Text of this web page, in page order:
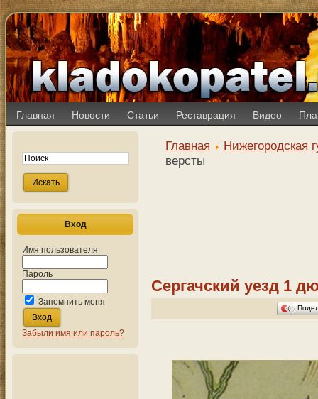
Главная Новости Статьи Реставрация Видео
Вход
Имя пользователя
Пароль
Запомнить меня
Забыли имя или пароль?
Главная
Нижегородская
версты
Сергачский уезд 1